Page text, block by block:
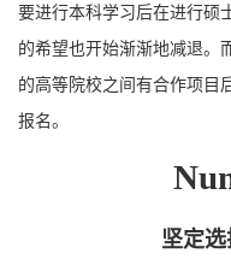
要进行本科学习后在进行硕
的希望也开始渐渐地减退。
的高等院校之间有合作项目
报名。
坚定